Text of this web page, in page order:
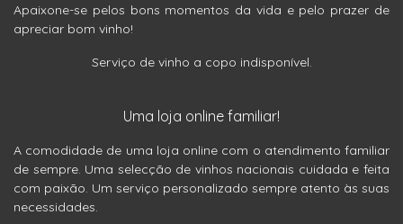
Apaixone-se pelos bons momentos da vida e pelo prazer de
apreciar bom vinho!
Serviço de vinho a copo indisponível.
Uma loja online familiar!
A comodidade de uma loja online com o atendimento familiar
de sempre. Uma selecção de vinhos nacionais cuidada e feita
com paixão. Um serviço personalizado sempre atento às suas
necessidades.